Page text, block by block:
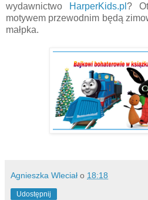
wydawnictwo
HarperKids.pl ?
motywem przewodnim będą
małpka.
Agnieszka Wleciał o 18:18
Udostępnij